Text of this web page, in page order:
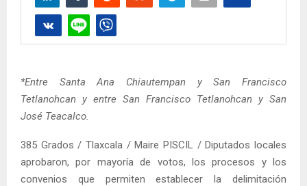
*Entre Santa Ana Chiautempan y San Francisco
Tetlanohcan y entre San Francisco Tetlanohcan y San
José Teacalco.
385 Grados / Tlaxcala / Maire PISCIL / Diputados locales
aprobaron, por mayoría de votos, los procesos y los
convenios que permiten establecer la delimitación